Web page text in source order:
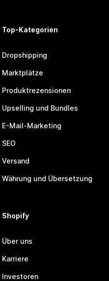
Top-Kategorien
Dropshipping
Marktplätze
Produktrezensionen
Upselling und Bundles
E-Mail-Marketing
SEO
Versand
Währung und Übersetzung
Shopify
Über uns
Karriere
Investoren